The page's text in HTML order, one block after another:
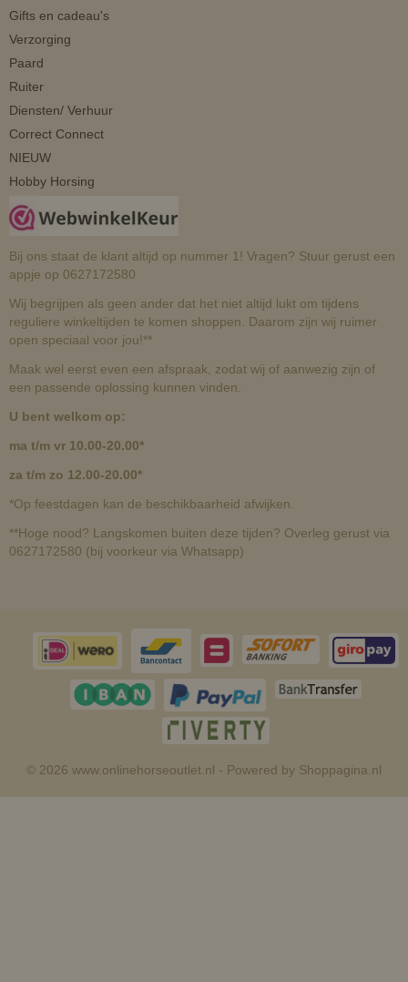
Gifts en cadeau's
Verzorging
Paard
Ruiter
Diensten/ Verhuur
Correct Connect
NIEUW
Hobby Horsing
Bij ons staat de klant altijd op nummer 1! Vragen? Stuur gerust een
appje op 0627172580
Wij begrijpen als geen ander dat het niet altijd lukt om tijdens
reguliere winkeltijden te komen shoppen. Daarom zijn wij ruimer
open speciaal voor jou!**
Maak wel eerst even een afspraak, zodat wij of aanwezig zijn of
een passende oplossing kunnen vinden.
U bent welkom op:
ma t/m vr 10.00-20.00*
za t/m zo 12.00-20.00*
*Op feestdagen kan de beschikbaarheid afwijken.
**Hoge nood? Langskomen buiten deze tijden? Overleg gerust via
0627172580 (bij voorkeur via Whatsapp)
© 2026 www.onlinehorseoutlet.nl - Powered by Shoppagina.nl